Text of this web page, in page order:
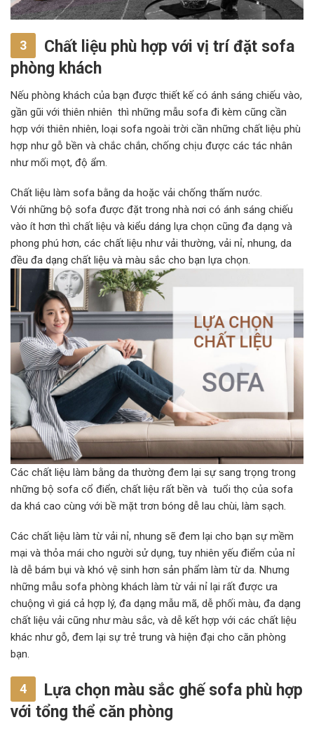
3
Chất liệu phù hợp với vị trí đặt sofa
phòng khách
Nếu phòng khách của bạn được thiết kế có ánh sáng chiếu vào,
gần gũi với thiên nhiên thì những mẫu sofa đi kèm cũng cần
hợp với thiên nhiên, loại sofa ngoài trời cần những chất liệu phù
hợp như gỗ bền và chắc chắn, chống chịu được các tác nhân
như mối mọt, độ ẩm.
Chất liệu làm sofa bằng da hoặc vải chống thấm nước.
Với những bộ sofa được đặt trong nhà nơi có ánh sáng chiếu
vào ít hơn thì chất liệu và kiểu dáng lựa chọn cũng đa dạng và
phong phú hơn, các chất liệu như vải thường, vải nỉ, nhung, da
đều đa dạng chất liệu và màu sắc cho bạn lựa chọn.
Các chất liệu làm bằng da thường đem lại sự sang trọng trong
những bộ sofa cổ điển, chất liệu rất bền và tuổi thọ của sofa
da khá cao cùng với bề mặt trơn bóng dễ lau chùi, làm sạch.
Các chất liệu làm từ vải nỉ, nhung sẽ đem lại cho bạn sự mềm
mại và thỏa mái cho người sử dụng, tuy nhiên yếu điểm của nỉ
là dễ bám bụi và khó vệ sinh hơn sản phẩm làm từ da. Nhưng
những mẫu sofa phòng khách làm từ vải nỉ lại rất được ưa
chuộng vì giá cả hợp lý, đa dạng mẫu mã, dễ phối màu, đa dạng
chất liệu vải cũng như màu sắc, và dễ kết hợp với các chất liệu
khác như gỗ, đem lại sự trẻ trung và hiện đại cho căn phòng
bạn.
4
Lựa chọn màu sắc ghế sofa phù hợp
với tổng thể căn phòng